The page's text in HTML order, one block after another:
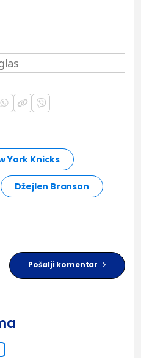
York Knicks
Džejlen Branson
Pošalji komentar